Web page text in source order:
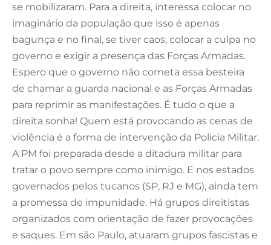
se mobilizaram. Para a direita, interessa colocar no
imaginário da população que isso é apenas
bagunça e no final, se tiver caos, colocar a culpa no
governo e exigir a presença das Forças Armadas.
Espero que o governo não cometa essa besteira
de chamar a guarda nacional e as Forças Armadas
para reprimir as manifestações. É tudo o que a
direita sonha! Quem está provocando as cenas de
violência é a forma de intervenção da Policia Militar.
A PM foi preparada desde a ditadura militar para
tratar o povo sempre como inimigo. E nos estados
governados pelos tucanos (SP, RJ e MG), ainda tem
a promessa de impunidade. Há grupos direitistas
organizados com orientação de fazer provocações
e saques. Em são Paulo, atuaram grupos fascistas e